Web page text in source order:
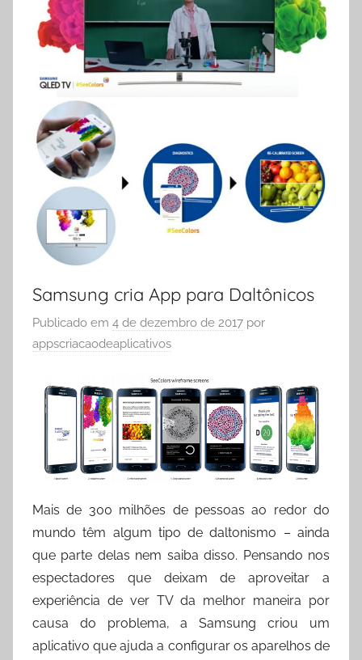
Samsung cria App para Daltônicos
Publicado em 4 de dezembro de 2017 por
appscriacaodeaplicativos
Mais de 300 milhões de pessoas ao redor do
mundo têm algum tipo de daltonismo – ainda
que parte delas nem saiba disso. Pensando nos
espectadores que deixam de aproveitar a
experiência de ver TV da melhor maneira por
causa do problema, a Samsung criou um
aplicativo que ajuda a configurar os aparelhos de